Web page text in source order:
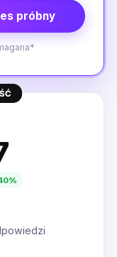
próbny